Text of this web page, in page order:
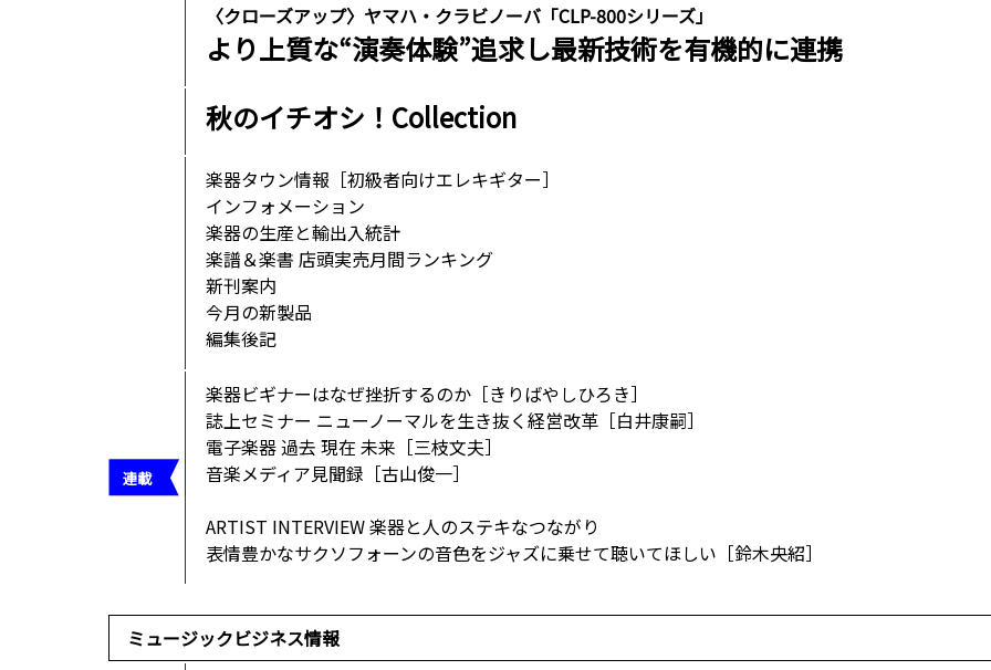
〈クローズアップ〉ヤマハ・クラビノーバ「CLP-800シリーズ」
より上質な“演奏体験”追求し最新技術を有機的に連携
秋のイチオシ！Collection
楽器タウン情報［初級者向けエレキギター］
インフォメーション
楽器の生産と輸出入統計
楽譜＆楽書 店頭実売月間ランキング
新刊案内
今月の新製品
編集後記
楽器ビギナーはなぜ挫折するのか［きりばやしひろき］
誌上セミナー ニューノーマルを生き抜く経営改革［白井康嗣］
電子楽器 過去 現在 未来［三枝文夫］
音楽メディア見聞録［古山俊一］
ARTIST INTERVIEW 楽器と人のステキなつながり
表情豊かなサクソフォーンの音色をジャズに乗せて聴いてほしい［鈴木央紹］
ミュージックビジネス情報